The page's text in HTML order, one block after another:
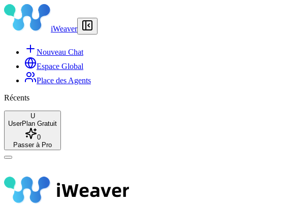
iWeaver
Nouveau Chat
Espace Global
Place des Agents
Récents
U
UserPlan Gratuit
0
Passer à Pro